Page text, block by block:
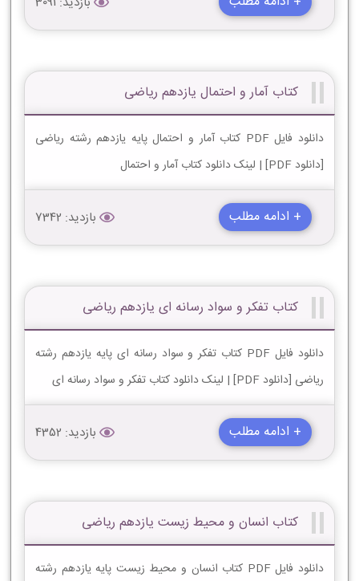
کتاب آمار و احتمال یازدهم ریاضی
دانلود فایل PDF کتاب آمار و احتمال پایه یازدهم رشته ریاضی
[دانلود PDF] | لینک دانلود کتاب آمار و احتمال
+ ادامه مطلب بازدید: 7342
کتاب تفکر و سواد رسانه ای یازدهم ریاضی
دانلود فایل PDF کتاب تفکر و سواد رسانه ای پایه یازدهم رشته
ریاضی [دانلود PDF] | لینک دانلود کتاب تفکر و سواد رسانه ای
+ ادامه مطلب بازدید: 4352
کتاب انسان و محیط زیست یازدهم ریاضی
دانلود فایل PDF کتاب انسان و محیط زیست پایه یازدهم رشته